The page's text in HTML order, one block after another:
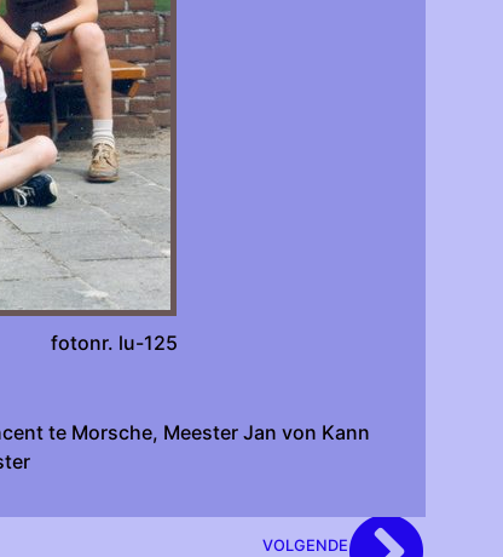
lu-125
te Morsche, Meester Jan von Kann
VOLGENDE